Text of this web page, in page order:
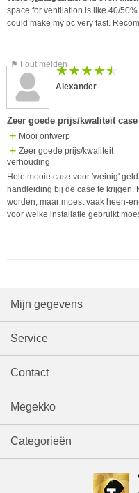
⚑ Fout melden
space for ventilation is like 40/
could make my pc very fast.
★★★★★
★★★★★
Alexander
Zeer goede prijs/kwaliteit
Mooi ontwerp
Zeer goede prijs/kwaliteit
verhouding
Hele mooie case voor 'weinig'
handleiding bij de case te krijgen.
worden, maar moest vaak heen-
voor welke installatie gebruikt
Mijn gegevens
Service
Contact
Megekko
Categorieën